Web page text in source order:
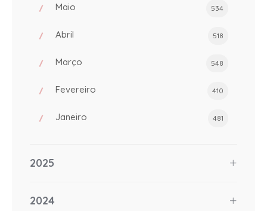
Maio 534
Abril 518
Março 548
Fevereiro 410
Janeiro 481
2025
2024